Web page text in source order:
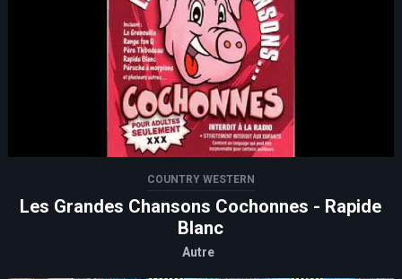
COUNTRY WESTERN
Les Grandes Chansons Cochonnes - Rapide
Blanc
Autre